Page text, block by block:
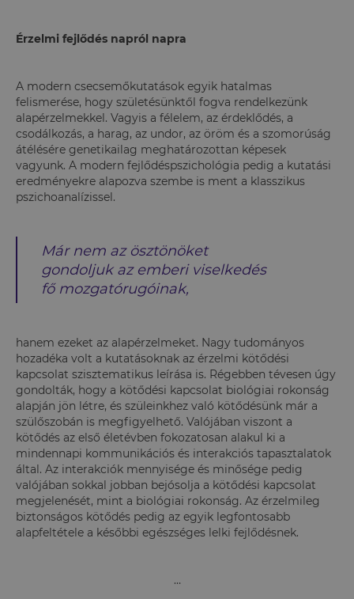
Érzelmi fejlődés napról napra
A modern csecsemőkutatások egyik hatalmas
felismerése, hogy születésünktől fogva rendelkezünk
alapérzelmekkel. Vagyis a félelem, az érdeklődés, a
csodálkozás, a harag, az undor, az öröm és a szomorúság
átélésére genetikailag meghatározottan képesek
vagyunk. A modern fejlődéspszichológia pedig a kutatási
eredményekre alapozva szembe is ment a klasszikus
pszichoanalízissel.
Már nem az ösztönöket
gondoljuk az emberi viselkedés
fő mozgatórugóinak,
hanem ezeket az alapérzelmeket. Nagy tudományos
hozadéka volt a kutatásoknak az érzelmi kötődési
kapcsolat szisztematikus leírása is. Régebben tévesen úgy
gondolták, hogy a kötődési kapcsolat biológiai rokonság
alapján jön létre, és szüleinkhez való kötődésünk már a
szülőszobán is megfigyelhető. Valójában viszont a
kötődés az első életévben fokozatosan alakul ki a
mindennapi kommunikációs és interakciós tapasztalatok
által. Az interakciók mennyisége és minősége pedig
valójában sokkal jobban bejósolja a kötődési kapcsolat
megjelenését, mint a biológiai rokonság. Az érzelmileg
biztonságos kötődés pedig az egyik legfontosabb
alapfeltétele a későbbi egészséges lelki fejlődésnek.
…